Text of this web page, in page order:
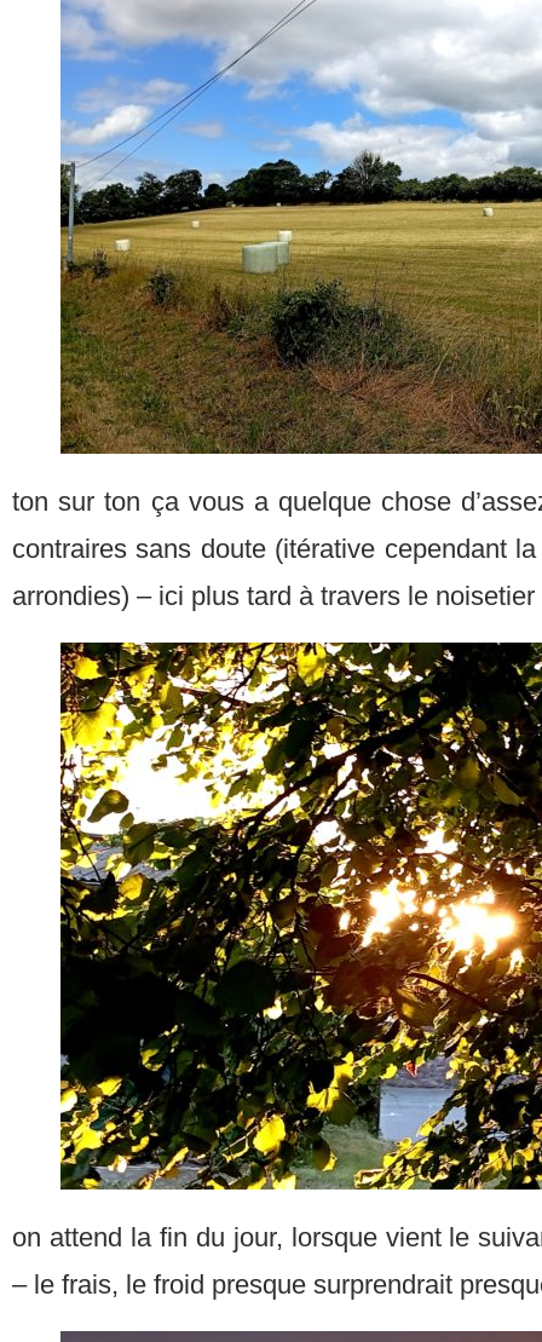
ton sur ton ça vous a quelque chose
contraires sans doute (itérative cependant
arrondies) – ici plus tard à travers le noisetier
on attend la fin du jour, lorsque vient le
– le frais, le froid presque surprendrait